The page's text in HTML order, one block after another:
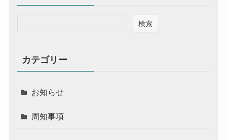
検索
カテゴリー
お知らせ
周知事項